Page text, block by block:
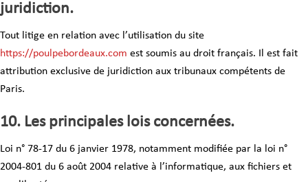
juridiction.
Tout litige en relation avec l’utilisation du site
https://poulpebordeaux.com est soumis au droit français. Il est fait
attribution exclusive de juridiction aux tribunaux compétents de
Paris.
10. Les principales lois concernées.
Loi n° 78-17 du 6 janvier 1978, notamment modifiée par la loi n°
2004-801 du 6 août 2004 relative à l’informatique, aux fichiers et